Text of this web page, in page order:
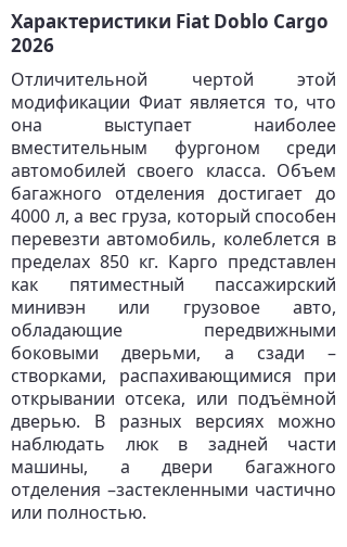
Характеристики Fiat Doblo Cargo
2026
Отличительной чертой этой
модификации Фиат является то, что
она выступает наиболее
вместительным фургоном среди
автомобилей своего класса. Объем
багажного отделения достигает до
4000 л, а вес груза, который способен
перевезти автомобиль, колеблется в
пределах 850 кг. Карго представлен
как пятиместный пассажирский
минивэн или грузовое авто,
обладающие передвижными
боковыми дверьми, а сзади –
створками, распахивающимися при
открывании отсека, или подъёмной
дверью. В разных версиях можно
наблюдать люк в задней части
машины, а двери багажного
отделения –застекленными частично
или полностью.